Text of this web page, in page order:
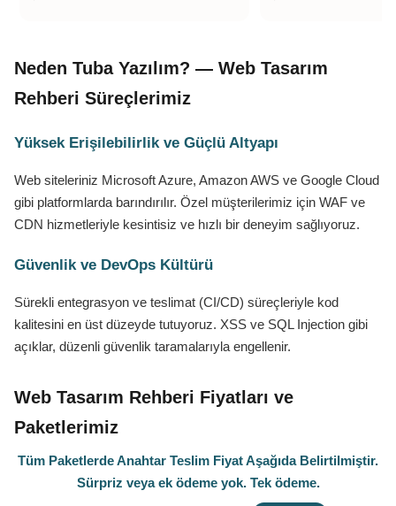
Neden Tuba Yazılım? — Web Tasarım
Rehberi Süreçlerimiz
Yüksek Erişilebilirlik ve Güçlü Altyapı
Web siteleriniz Microsoft Azure, Amazon AWS ve Google Cloud
gibi platformlarda barındırılır. Özel müşterilerimiz için WAF ve
CDN hizmetleriyle kesintisiz ve hızlı bir deneyim sağlıyoruz.
Güvenlik ve DevOps Kültürü
Sürekli entegrasyon ve teslimat (CI/CD) süreçleriyle kod
kalitesini en üst düzeyde tutuyoruz. XSS ve SQL Injection gibi
açıklar, düzenli güvenlik taramalarıyla engellenir.
Web Tasarım Rehberi Fiyatları ve
Paketlerimiz
Tüm Paketlerde Anahtar Teslim Fiyat Aşağıda Belirtilmiştir.
Sürpriz veya ek ödeme yok. Tek ödeme.